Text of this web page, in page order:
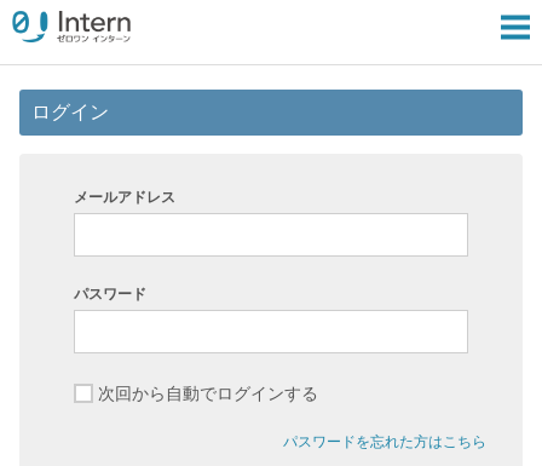
ログイン
メールアドレス
パスワード
次回から自動でログインする
パスワードを忘れた方はこちら